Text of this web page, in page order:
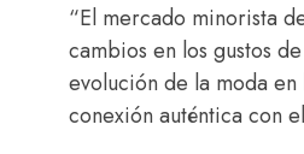
“El mercado minorista
cambios en los gustos
evolución de la moda
conexión auténtica con